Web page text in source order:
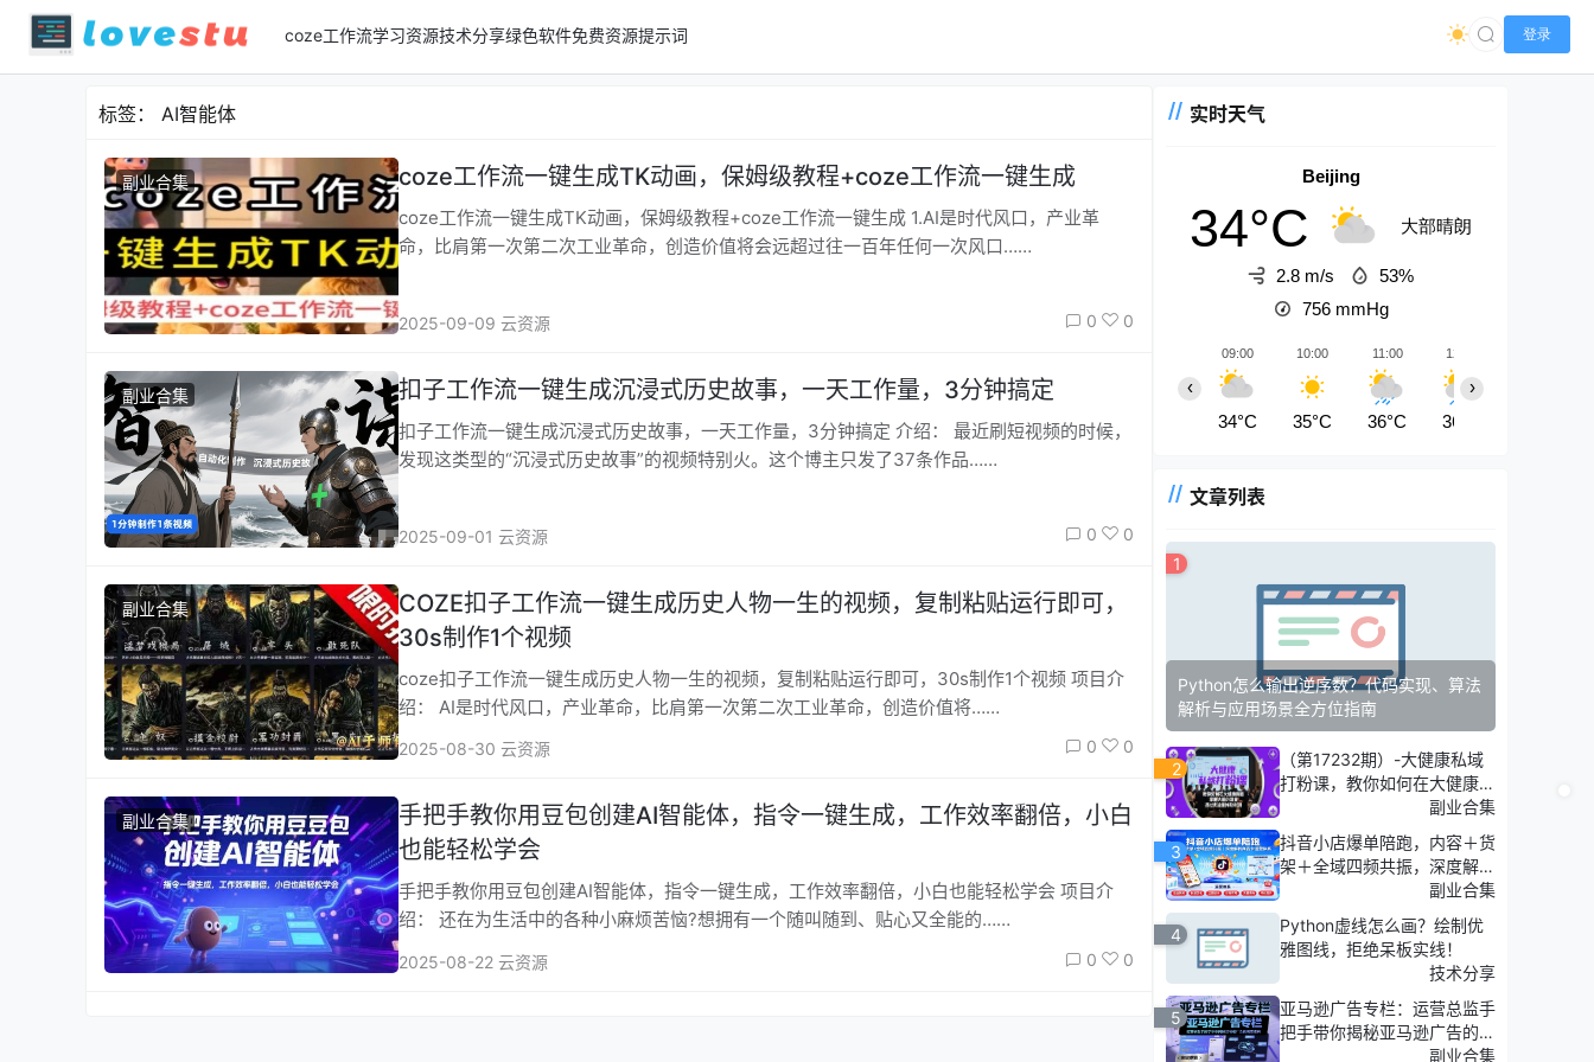
coze工作流学习资源技术分享绿色软件免费资源提示词 登录
标签： AI智能体
副业合集 coze工作流一键生成TK动画，保姆级教程+coze工作流一键生成
coze工作流一键生成TK动画，保姆级教程+coze工作流一键生成 1.AI是时代风口，产业革
命，比肩第一次第二次工业革命，创造价值将会远超过往一百年任何一次风口……
2025-09-09 云资源 0 0
副业合集 扣子工作流一键生成沉浸式历史故事，一天工作量，3分钟搞定
扣子工作流一键生成沉浸式历史故事，一天工作量，3分钟搞定 介绍： 最近刷短视频的时候，
发现这类型的“沉浸式历史故事”的视频特别火。这个博主只发了37条作品……
2025-09-01 云资源 0 0
副业合集
COZE扣子工作流一键生成历史人物一生的视频，复制粘贴运行即可，
30s制作1个视频
coze扣子工作流一键生成历史人物一生的视频，复制粘贴运行即可，30s制作1个视频 项目介
绍： AI是时代风口，产业革命，比肩第一次第二次工业革命，创造价值将……
2025-08-30 云资源 0 0
副业合集
手把手教你用豆包创建AI智能体，指令一键生成，工作效率翻倍，小白
也能轻松学会
手把手教你用豆包创建AI智能体，指令一键生成，工作效率翻倍，小白也能轻松学会 项目介
绍： 还在为生活中的各种小麻烦苦恼?想拥有一个随叫随到、贴心又全能的……
2025-08-22 云资源 0 0
实时天气
Beijing
34°C 大部晴朗
2.8 m/s
53%
756 mmHg
09:00
34°C
10:00
35°C
11:00
36°C
12:00
36°C
‹ ›
文章列表
1
Python怎么输出逆序数？代码实现、算法
解析与应用场景全方位指南
2
（第17232期）-大健康私域
打粉课，​教你如何在大健康赛
道，掌握大量的流量，通过卖
流量挣取利润
副业合集
3
抖音小店爆单陪跑，内容＋货
架＋全域四频共振，深度解析
抖音商品卡运营体系（更新）
副业合集
4
Python虚线怎么画？绘制优
雅图线，拒绝呆板实线！
技术分享
5
亚马逊广告专栏：运营总监手
把手带你揭秘亚马逊广告的底
副业合集